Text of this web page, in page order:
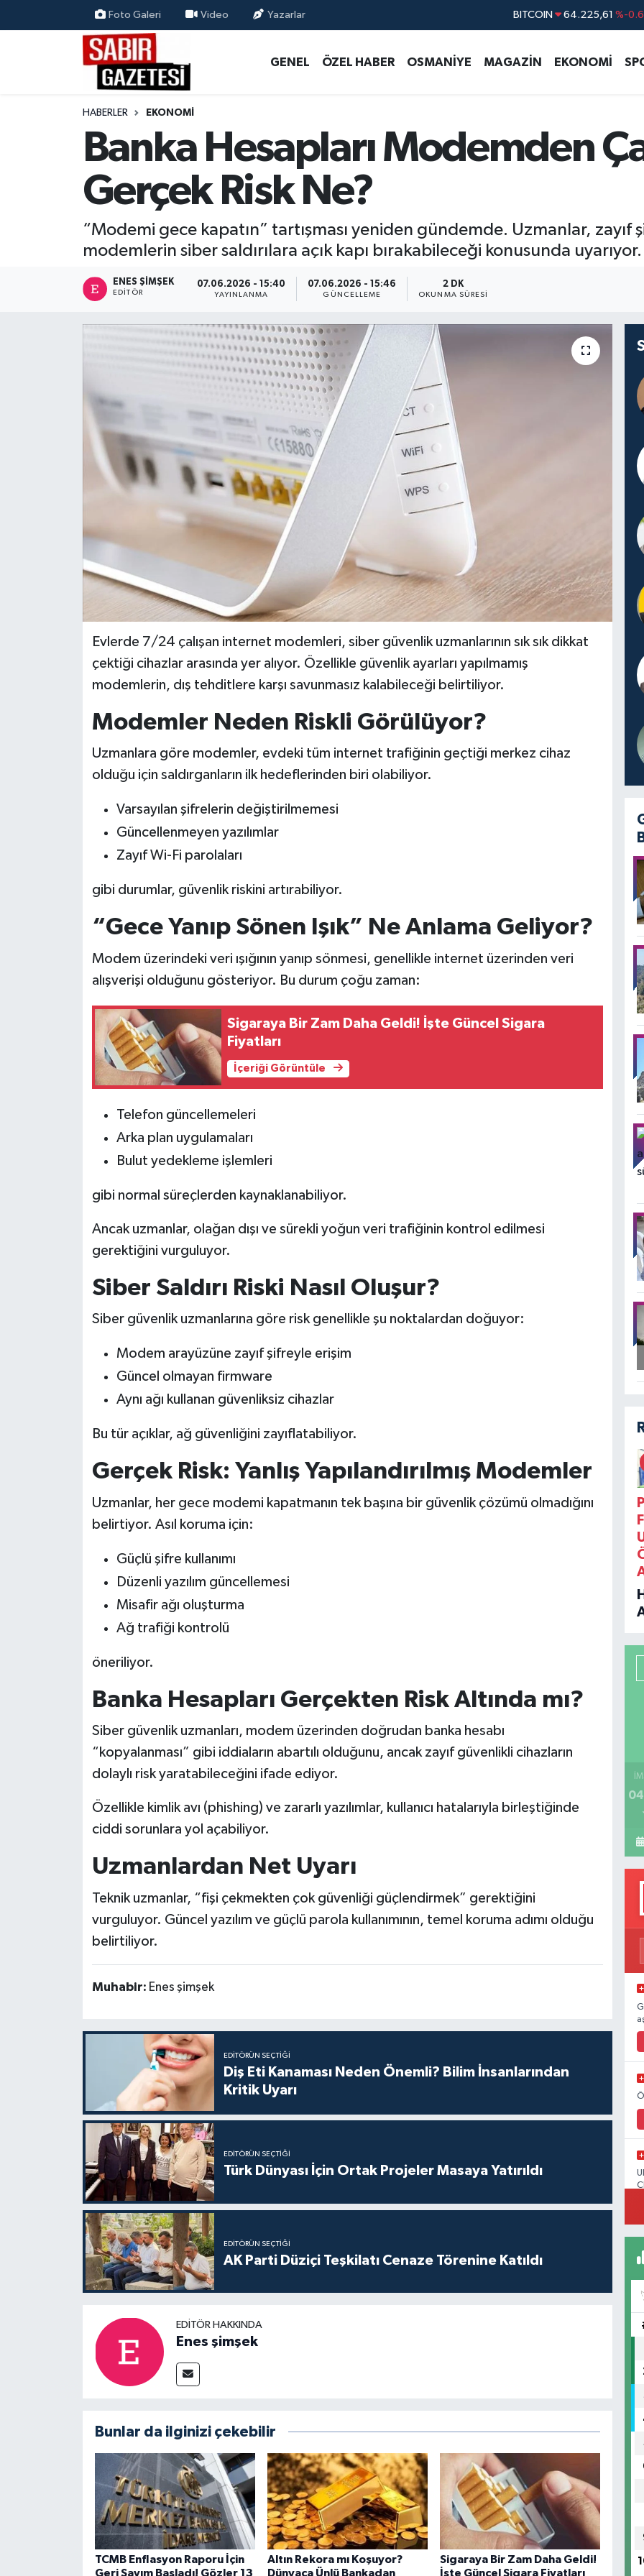
Foto Galeri Video Yazarlar DOLAR 47,7143
STERLİN 64,2463
GENEL ÖZEL HABER OSMANİYE MAGAZİN EKONOMİ
HABERLER EKONOMI
Banka Hesapları Modemden
Gerçek Risk Ne?
“Modemi gece kapatın” tartışması yeniden gündemde. Uzmanlar, zayıf
modemlerin siber saldırılara açık kapı bırakabileceği konusunda uyarıyor.
ENES ŞIMŞEK
EDITÖR
07.06.2026 - 15:40
YAYINLANMA
07.06.2026 - 15:46
GÜNCELLEME
2 DK
OKUNMA SÜRESI
Evlerde 7/24 çalışan internet modemleri, siber güvenlik uzmanlarının sık sık dikkat
çektiği cihazlar arasında yer alıyor. Özellikle güvenlik ayarları yapılmamış
modemlerin, dış tehditlere karşı savunmasız kalabileceği belirtiliyor.
Modemler Neden Riskli Görülüyor?
Uzmanlara göre modemler, evdeki tüm internet trafiğinin geçtiği merkez cihaz
olduğu için saldırganların ilk hedeflerinden biri olabiliyor.
Varsayılan şifrelerin değiştirilmemesi
Güncellenmeyen yazılımlar
Zayıf Wi-Fi parolaları
gibi durumlar, güvenlik riskini artırabiliyor.
“Gece Yanıp Sönen Işık” Ne Anlama Geliyor?
Modem üzerindeki veri ışığının yanıp sönmesi, genellikle internet üzerinden veri
alışverişi olduğunu gösteriyor. Bu durum çoğu zaman:
Sigaraya Bir Zam Daha Geldi! İşte Güncel Sigara
Fiyatları
İçeriği Görüntüle
Telefon güncellemeleri
Arka plan uygulamaları
Bulut yedekleme işlemleri
gibi normal süreçlerden kaynaklanabiliyor.
Ancak uzmanlar, olağan dışı ve sürekli yoğun veri trafiğinin kontrol edilmesi
gerektiğini vurguluyor.
Siber Saldırı Riski Nasıl Oluşur?
Siber güvenlik uzmanlarına göre risk genellikle şu noktalardan doğuyor:
Modem arayüzüne zayıf şifreyle erişim
Güncel olmayan firmware
Aynı ağı kullanan güvenliksiz cihazlar
Bu tür açıklar, ağ güvenliğini zayıflatabiliyor.
Gerçek Risk: Yanlış Yapılandırılmış Modemler
Uzmanlar, her gece modemi kapatmanın tek başına bir güvenlik çözümü olmadığını
belirtiyor. Asıl koruma için:
Güçlü şifre kullanımı
Düzenli yazılım güncellemesi
Misafir ağı oluşturma
Ağ trafiği kontrolü
öneriliyor.
Banka Hesapları Gerçekten Risk Altında mı?
Siber güvenlik uzmanları, modem üzerinden doğrudan banka hesabı
“kopyalanması” gibi iddiaların abartılı olduğunu, ancak zayıf güvenlikli cihazların
dolaylı risk yaratabileceğini ifade ediyor.
Özellikle kimlik avı (phishing) ve zararlı yazılımlar, kullanıcı hatalarıyla birleştiğinde
ciddi sorunlara yol açabiliyor.
Uzmanlardan Net Uyarı
Teknik uzmanlar, “fişi çekmekten çok güvenliği güçlendirmek” gerektiğini
vurguluyor. Güncel yazılım ve güçlü parola kullanımının, temel koruma adımı olduğu
belirtiliyor.
Muhabir: Enes şimşek
EDITÖRÜN SEÇTIĞI
Diş Eti Kanaması Neden Önemli? Bilim İnsanlarından
Kritik Uyarı
EDITÖRÜN SEÇTIĞI
Türk Dünyası İçin Ortak Projeler Masaya Yatırıldı
EDITÖRÜN SEÇTIĞI
AK Parti Düziçi Teşkilatı Cenaze Törenine Katıldı
EDITÖR HAKKINDA
Enes şimşek
Bunlar da ilginizi çekebilir
TCMB Enflasyon Raporu İçin
Geri Sayım Başladı! Gözler 13
Altın Rekora mı Koşuyor?
Dünyaca Ünlü Bankadan
Sigaraya Bir Zam Daha Geldi!
İşte Güncel Sigara Fiyatları
ÖZEL HABER
MAGAZİN
EKONOMİ
RESMİ İLANLAR
Osmaniye Nöbetçi Eczaneler
Osmaniye Hava Durumu
Süper Lig Puan Durumu ve Fikstür
Tüm Manşetler
Son Dakika Haberleri
Haber Arşivi